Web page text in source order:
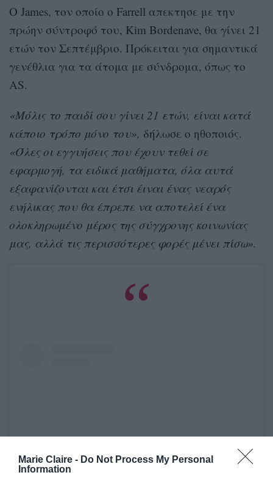
Marie Claire - Do Not Process My Personal
Information
Ο James, τον οποίο ο Farrell απεκτησε με την
πρώην σύντροφό του, Kim Bordenave, θα γίνει 21
ετών τον Σεπτέμβριο. Πρόκειται για σημαντικά
γενέθλια για τα άτομα με σύνδρομα, όπως το
AS.
«Μόλις το παιδί σου γίνει 21 ετών, είναι κατά
κάποιο τρόπο μόνο του», δήλωσε ο ηθοποιός.
«Όλες οι εγγυήσεις που έχουν τεθεί σε
εφαρμογή, τα ειδικά μαθήματα, όλα αυτά
εξαφανίζονται και έτσι έιναι ένας νεαρός
ενήλικας που θα έπρεπε να αποτελεί ένα
ολοκληρωμένο μέρος της σύγχρονης κοινωνίας
μας, αλλά τις περισσότερες φορές μένει πίσω».